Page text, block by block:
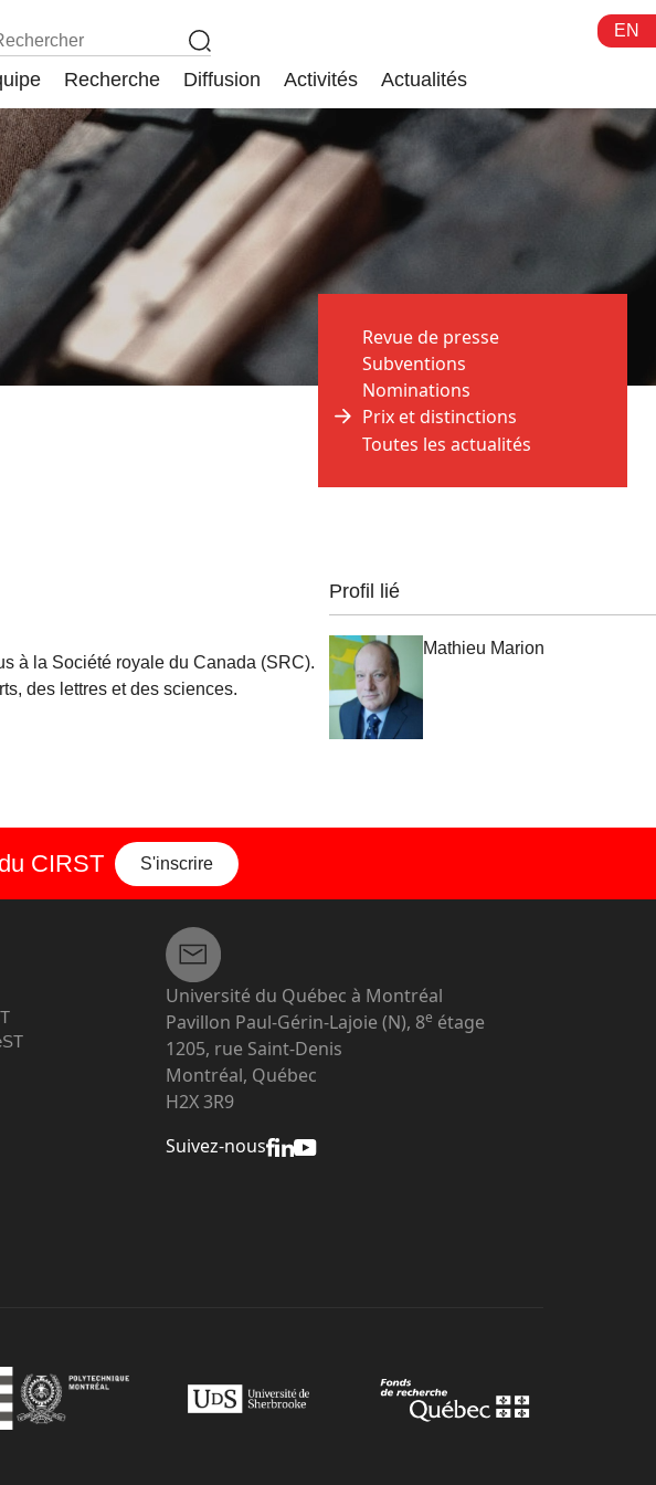
EN
Recherche Diffusion Activités Actualités
Revue de presse
Subventions
Nominations
Prix et distinctions
Toutes les actualités
à la Société royale du Canada (SRC).
des lettres et des sciences.
Profil lié
Mathieu Marion
CIRST S'inscrire
Université du Québec à Montréal
Pavillon Paul-Gérin-Lajoie (N), 8e étage
1205, rue Saint-Denis
Montréal, Québec
H2X 3R9
Suivez-nous